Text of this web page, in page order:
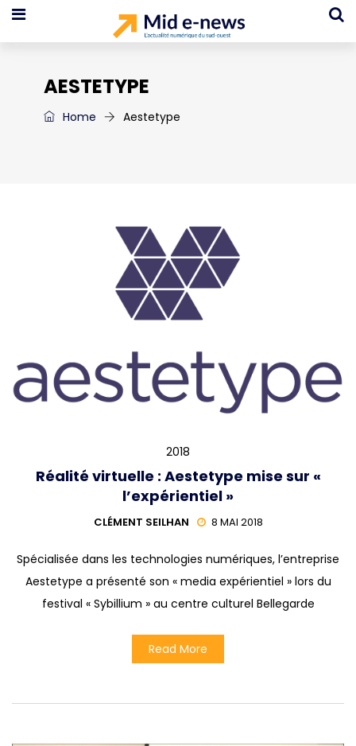
AESTETYPE
Home Aestetype
2018
Réalité virtuelle : Aestetype mise sur «
l’expérientiel »
CLÉMENT SEILHAN 8 MAI 2018
Spécialisée dans les technologies numériques, l’entreprise
Aestetype a présenté son « media expérientiel » lors du
festival « Sybillium » au centre culturel Bellegarde
Read More